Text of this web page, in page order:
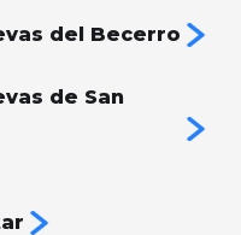
del Becerro
de San